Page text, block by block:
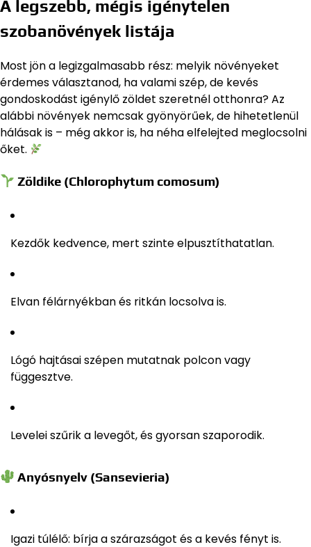
A legszebb, mégis igénytelen
szobanövények listája
Most jön a legizgalmasabb rész: melyik növényeket
érdemes választanod, ha valami szép, de kevés
gondoskodást igénylő zöldet szeretnél otthonra? Az
alábbi növények nemcsak gyönyörűek, de hihetetlenül
hálásak is – még akkor is, ha néha elfelejted meglocsolni
őket.
Zöldike (Chlorophytum comosum)
Kezdők kedvence, mert szinte elpusztíthatatlan.
Elvan félárnyékban és ritkán locsolva is.
Lógó hajtásai szépen mutatnak polcon vagy
függesztve.
Levelei szűrik a levegőt, és gyorsan szaporodik.
Anyósnyelv (Sansevieria)
Igazi túlélő: bírja a szárazságot és a kevés fényt is.